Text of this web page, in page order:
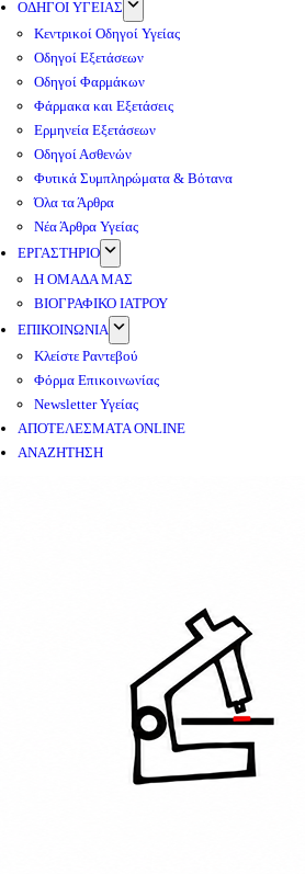
ΟΔΗΓΟΙ ΥΓΕΙΑΣ
Κεντρικοί Οδηγοί Υγείας
Οδηγοί Εξετάσεων
Οδηγοί Φαρμάκων
Φάρμακα και Εξετάσεις
Ερμηνεία Εξετάσεων
Οδηγοί Ασθενών
Φυτικά Συμπληρώματα & Βότανα
Όλα τα Άρθρα
Νέα Άρθρα Υγείας
ΕΡΓΑΣΤΗΡΙΟ
Η ΟΜΑΔΑ ΜΑΣ
ΒΙΟΓΡΑΦΙΚΟ ΙΑΤΡΟΥ
ΕΠΙΚΟΙΝΩΝΙΑ
Κλείστε Ραντεβού
Φόρμα Επικοινωνίας
Newsletter Υγείας
ΑΠΟΤΕΛΕΣΜΑΤΑ ONLINE
ΑΝΑΖΗΤΗΣΗ